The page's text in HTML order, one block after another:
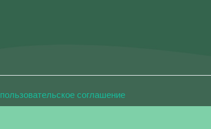
пользовательское соглашение